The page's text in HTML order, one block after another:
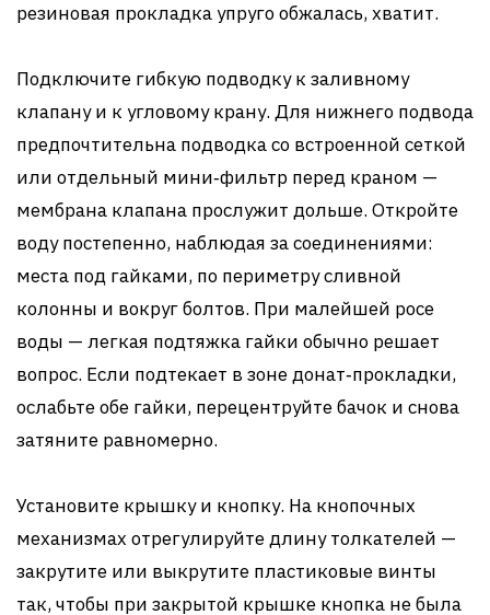
резиновая прокладка упруго обжалась, хватит.
Подключите гибкую подводку к заливному
клапану и к угловому крану. Для нижнего подвода
предпочтительна подводка со встроенной сеткой
или отдельный мини‑фильтр перед краном —
мембрана клапана прослужит дольше. Откройте
воду постепенно, наблюдая за соединениями:
места под гайками, по периметру сливной
колонны и вокруг болтов. При малейшей росе
воды — легкая подтяжка гайки обычно решает
вопрос. Если подтекает в зоне донат‑прокладки,
ослабьте обе гайки, перецентруйте бачок и снова
затяните равномерно.
Установите крышку и кнопку. На кнопочных
механизмах отрегулируйте длину толкателей —
закрутите или выкрутите пластиковые винты
так, чтобы при закрытой крышке кнопка не была